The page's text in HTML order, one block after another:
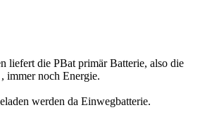
liefert die PBat primär Batterie, also die
immer noch Energie.
werden da Einwegbatterie.